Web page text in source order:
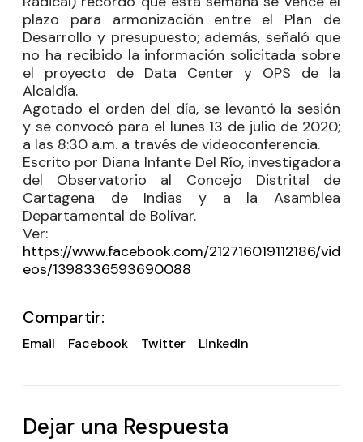
plazo para armonización entre el Plan de
Desarrollo y presupuesto; además, señaló que
no ha recibido la información solicitada sobre
el proyecto de Data Center y OPS de la
Alcaldía.
Agotado el orden del día, se levantó la sesión
y se convocó para el lunes 13 de julio de 2020;
a las 8:30 a.m. a través de videoconferencia.
Escrito por Diana Infante Del Río, investigadora
del Observatorio al Concejo Distrital de
Cartagena de Indias y a la Asamblea
Departamental de Bolívar.
Ver:
https://www.facebook.com/212716019112186/vid
eos/1398336593690088
Compartir:
Email Facebook Twitter LinkedIn
Dejar una Respuesta